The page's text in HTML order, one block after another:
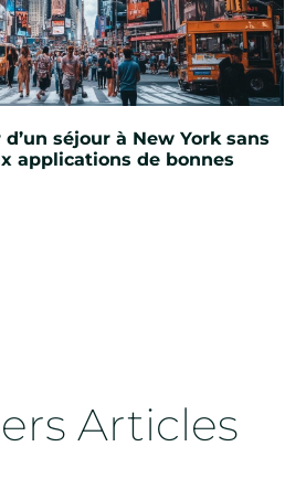
séjour à New York sans
applications de bonnes
Articles